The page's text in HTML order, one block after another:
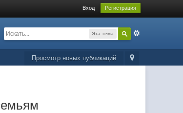
Вход Регистрация
Эта тема
Просмотр новых публикаций